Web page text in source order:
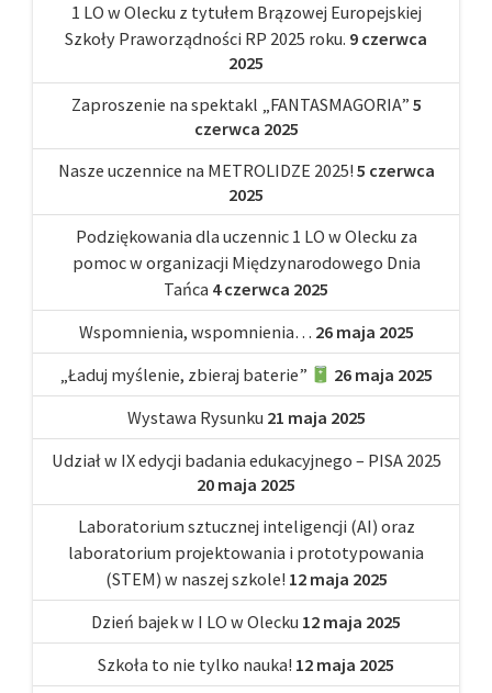
1 LO w Olecku z tytułem Brązowej Europejskiej
Szkoły Praworządności RP 2025 roku. 9 czerwca
2025
Zaproszenie na spektakl „FANTASMAGORIA” 5
czerwca 2025
Nasze uczennice na METROLIDZE 2025! 5 czerwca
2025
Podziękowania dla uczennic 1 LO w Olecku za
pomoc w organizacji Międzynarodowego Dnia
Tańca 4 czerwca 2025
Wspomnienia, wspomnienia… 26 maja 2025
„Ładuj myślenie, zbieraj baterie”
26 maja 2025
Wystawa Rysunku 21 maja 2025
Udział w IX edycji badania edukacyjnego – PISA 2025
20 maja 2025
Laboratorium sztucznej inteligencji (AI) oraz
laboratorium projektowania i prototypowania
(STEM) w naszej szkole! 12 maja 2025
Dzień bajek w I LO w Olecku 12 maja 2025
Szkoła to nie tylko nauka! 12 maja 2025